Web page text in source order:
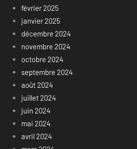
février 2025
janvier 2025
décembre 2024
novembre 2024
octobre 2024
septembre 2024
août 2024
juillet 2024
juin 2024
mai 2024
avril 2024